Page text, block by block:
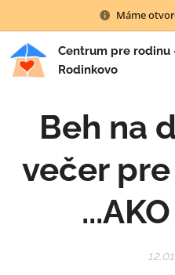
Máme
Centrum pre rodinu
Rodinkovo
Beh na
večer